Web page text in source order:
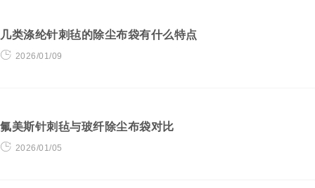
几类涤纶针刺毡的除尘布袋有什么特点
2026/01/09
氟美斯针刺毡与玻纤除尘布袋对比
2026/01/05